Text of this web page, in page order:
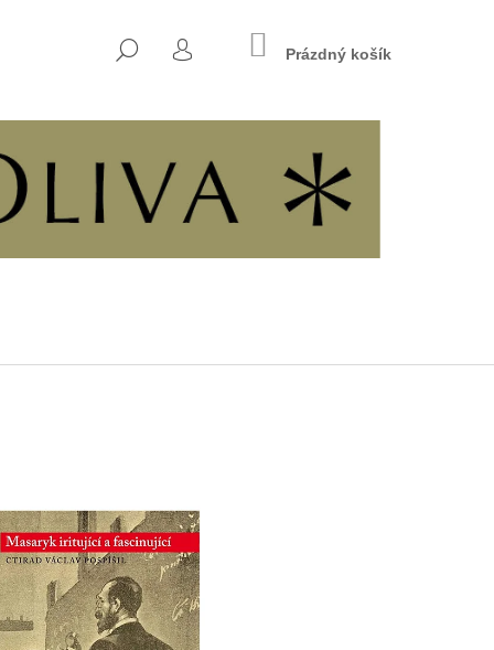
HLEDAT
PŘIHLÁŠENÍ
NÁKUPNÍ
KOŠÍK
Prázdný košík